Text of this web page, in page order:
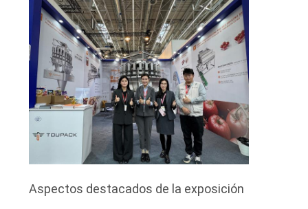
PRIVACIDAD
Aspectos destacados de la exposición